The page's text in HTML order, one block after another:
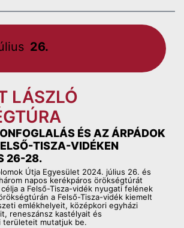
26.
LÁSZLÓ
ÉS AZ ÁRPÁDOK
TISZA-VIDÉKEN
26-28.
Útja Egyesület 2024. július 26. és
napos kerékpáros örökségtúrát
a Felső-Tisza-vidék nyugati felének
a Felső-Tisza-vidék kiemelt
emlékhelyeit, középkori egyházi
reneszánsz kastélyait és
területeit mutatjuk be.